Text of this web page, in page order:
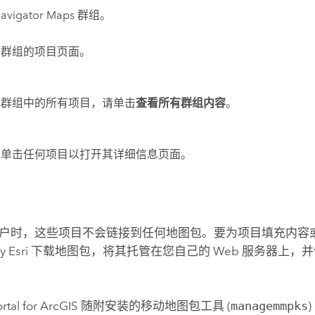
Maps 群组。
组的项目页面。
组中的所有项目，请单击查看所有群组内容。
击任何项目以打开其详细信息页面。
时，这些项目不会链接到任何地图包。要为项目填充内容
Esri 下载地图包，将其托管在您自己的 Web 服务器上，
for ArcGIS 随附安装的移动地图包工具 (managemmpks)